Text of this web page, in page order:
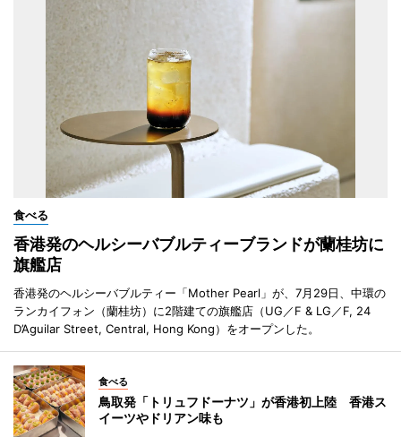
食べる
香港発のヘルシーバブルティーブランドが蘭桂坊に
旗艦店
香港発のヘルシーバブルティー「Mother Pearl」が、7月29日、中環の
ランカイフォン（蘭桂坊）に2階建ての旗艦店（UG／F & LG／F, 24
D’Aguilar Street, Central, Hong Kong）をオープンした。
食べる
鳥取発「トリュフドーナツ」が香港初上陸 香港ス
イーツやドリアン味も